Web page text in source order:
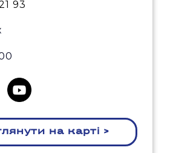
93
на карті >